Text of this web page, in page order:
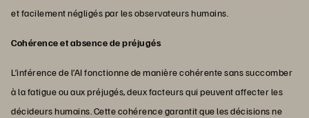
et facilement négligés par les observateurs humains.
Cohérence et absence de préjugés
L’inférence de l’AI fonctionne de manière cohérente sans succomber
à la fatigue ou aux préjugés, deux facteurs qui peuvent affecter les
décideurs humains. Cette cohérence garantit que les décisions ne